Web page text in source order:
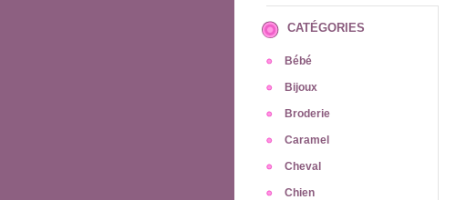
CATÉGORIES
Bébé
Bijoux
Broderie
Caramel
Cheval
Chien